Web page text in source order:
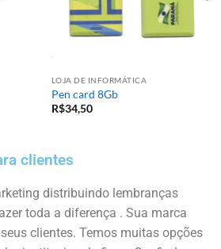
LOJA DE INFORMÁTICA
Pen card 8Gb
R$34,50
clientes
distribuindo lembranças
toda a diferença . Sua marca
clientes. Temos muitas opções